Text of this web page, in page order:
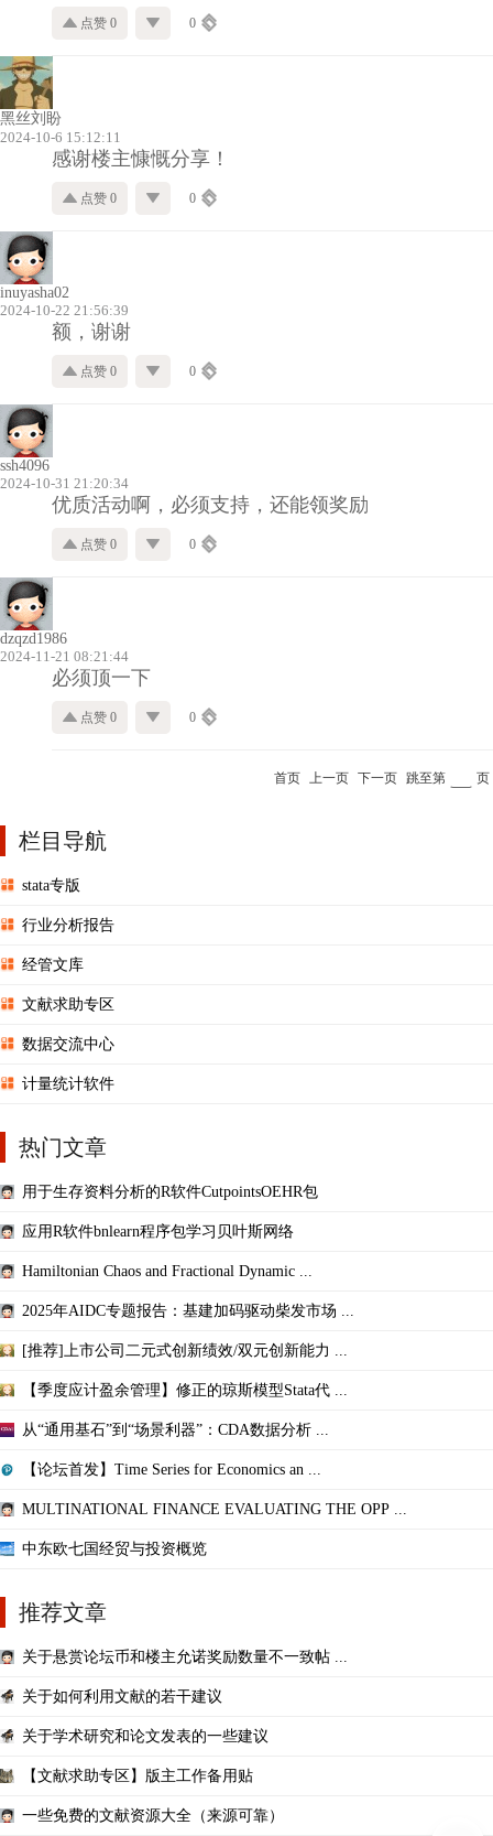
点赞 0 0
黑丝刘盼
2024-10-6 15:12:11
感谢楼主慷慨分享！
点赞 0 0
inuyasha02
2024-10-22 21:56:39
额，谢谢
点赞 0 0
ssh4096
2024-10-31 21:20:34
优质活动啊，必须支持，还能领奖励
点赞 0 0
dzqzd1986
2024-11-21 08:21:44
必须顶一下
点赞 0 0
首页 上一页 下一页 跳至第 页
栏目导航
stata专版
行业分析报告
经管文库
文献求助专区
数据交流中心
计量统计软件
热门文章
用于生存资料分析的R软件CutpointsOEHR包
应用R软件bnlearn程序包学习贝叶斯网络
Hamiltonian Chaos and Fractional Dynamic ...
2025年AIDC专题报告：基建加码驱动柴发市场 ...
[推荐]上市公司二元式创新绩效/双元创新能力 ...
【季度应计盈余管理】修正的琼斯模型Stata代 ...
从“通用基石”到“场景利器”：CDA数据分析 ...
【论坛首发】Time Series for Economics an ...
MULTINATIONAL FINANCE EVALUATING THE OPP ...
中东欧七国经贸与投资概览
推荐文章
关于悬赏论坛币和楼主允诺奖励数量不一致帖 ...
关于如何利用文献的若干建议
关于学术研究和论文发表的一些建议
【文献求助专区】版主工作备用贴
一些免费的文献资源大全（来源可靠）